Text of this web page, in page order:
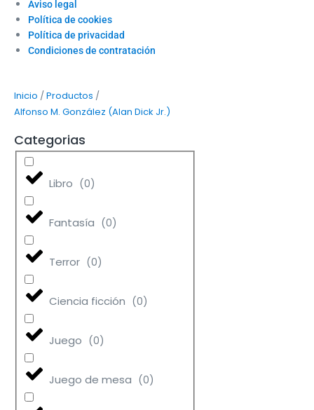
Aviso legal
Política de cookies
Política de privacidad
Condiciones de contratación
Inicio /Productos /
Alfonso M. González (Alan Dick Jr.)
Categorias
Libro (0)
Fantasía (0)
Terror (0)
Ciencia ficción (0)
Juego (0)
Juego de mesa (0)